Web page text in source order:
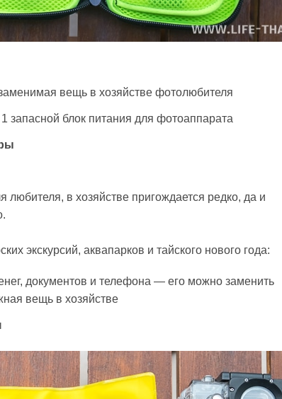
вещь в хозяйстве фотолюбителя
запасной блок питания для фотоаппарата
в хозяйстве пригождается редко, да и
экскурсий, аквапарков и тайского нового года:
документов и телефона — его можно заменить
вещь в хозяйстве